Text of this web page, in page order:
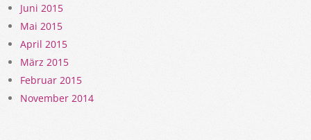
Juni 2015
Mai 2015
April 2015
März 2015
Februar 2015
November 2014